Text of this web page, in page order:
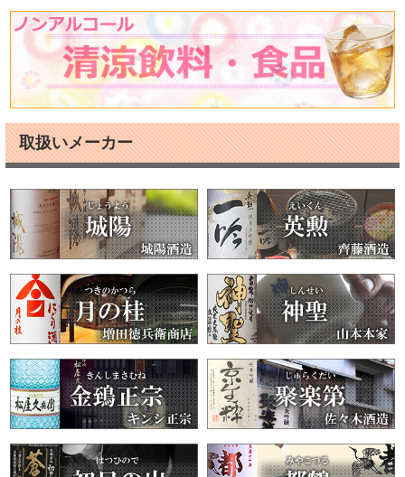
取扱いメーカー